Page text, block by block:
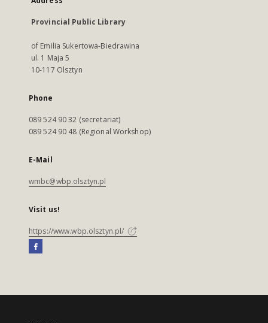
Provincial Public Library
of Emilia Sukertowa-Biedrawina
ul. 1 Maja 5
10-117 Olsztyn
Phone
089 524 90 32 (secretariat)
089 524 90 48 (Regional Workshop)
E-Mail
wmbc@wbp.olsztyn.pl
Visit us!
https://www.wbp.olsztyn.pl/